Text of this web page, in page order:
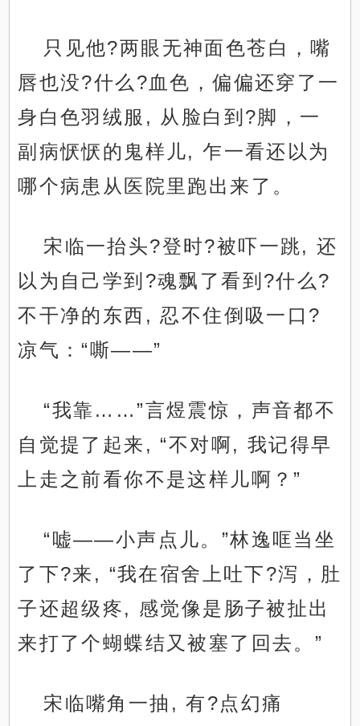
只见他?两眼无神面色苍白，嘴
唇也没?什么?血色，偏偏还穿了一
身白色羽绒服, 从脸白到?脚，一
副病恹恹的鬼样儿, 乍一看还以为
哪个病患从医院里跑出来了。
宋临一抬头?登时?被吓一跳, 还
以为自己学到?魂飘了看到?什么?
不干净的东西, 忍不住倒吸一口?
凉气：“嘶——”
“我靠……”言煜震惊，声音都不
自觉提了起来, “不对啊, 我记得早
上走之前看你不是这样儿啊？”
“嘘——小声点儿。”林逸哐当坐
了下?来, “我在宿舍上吐下?泻，肚
子还超级疼, 感觉像是肠子被扯出
来打了个蝴蝶结又被塞了回去。”
宋临嘴角一抽, 有?点幻痛